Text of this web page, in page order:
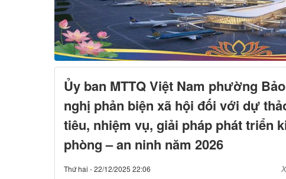
Ủy ban MTTQ Việt Nam phường
nghị phản biện xã hội đối với dự
tiêu, nhiệm vụ, giải pháp phát triển
phòng – an ninh năm 2026
Thứ hai - 22/12/2025 22:06